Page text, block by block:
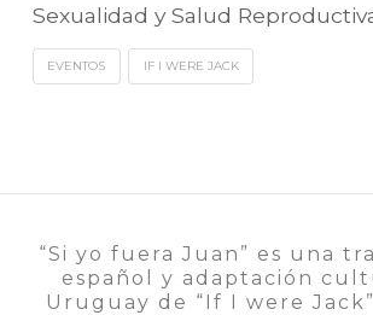
Sexualidad y Salud
EVENTOS IF I WERE JACK
“Si yo fuera Juan” es una
español y adaptación
Uruguay de “If I were